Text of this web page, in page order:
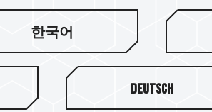
ULTRA CR I
ドリーダー
한국어
Deutsch